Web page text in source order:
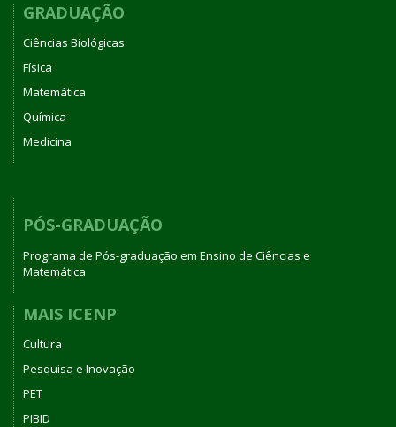
GRADUAÇÃO
Ciências Biológicas
Física
Matemática
Química
Medicina
PÓS-GRADUAÇÃO
Programa de Pós-graduação em Ensino de Ciências e
Matemática
MAIS ICENP
Cultura
Pesquisa e Inovação
PET
PIBID